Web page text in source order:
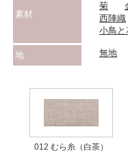
素材
菊
西陣織
小鳥と
地 無地
012 むら糸（白茶）